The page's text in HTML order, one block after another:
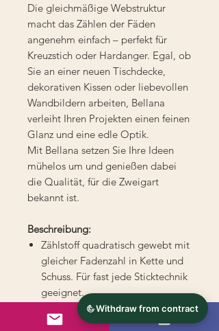
Die gleichmäßige Webstruktur
macht das Zählen der Fäden
angenehm einfach – perfekt für
Kreuzstich oder Hardanger. Egal, ob
Sie an einer neuen Tischdecke,
dekorativen Kissen oder liebevollen
Wandbildern arbeiten, Bellana
verleiht Ihren Projekten einen feinen
Glanz und eine edle Optik.
Mit Bellana setzen Sie Ihre Ideen
mühelos um und genießen dabei
die Qualität, für die Zweigart
bekannt ist.
Beschreibung:
Zählstoff quadratisch gewebt mit
gleicher Fadenzahl in Kette und
Schuss. Für fast jede Sticktechnik
geeignet.
Fäden: 8,00 / cm
Count: 20.0